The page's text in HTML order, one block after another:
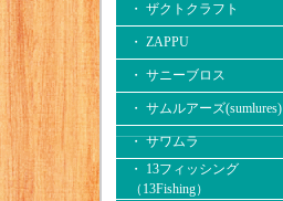
・ ザクトクラフト
・ ZAPPU
・ サニーブロス
・ サムルアーズ(sumlures)
・ サワムラ
・ 13フィッシング
（13Fishing）